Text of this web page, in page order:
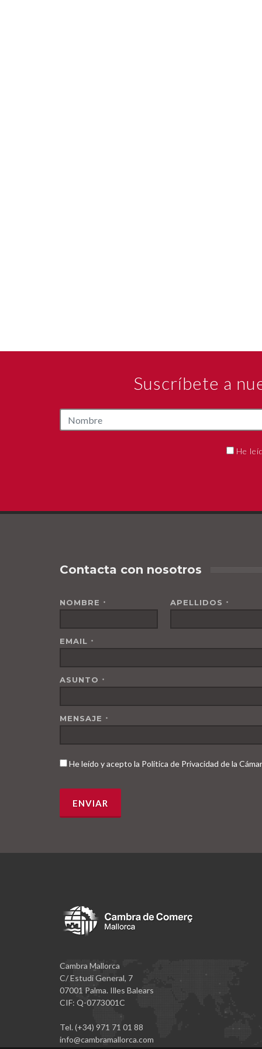
Suscríbete a
He
Contacta con nosotros
NOMBRE * APELLIDOS *
EMAIL *
ASUNTO *
MENSAJE *
He leído y acepto la Política de Privacidad de la
Cambra Mallorca
C/ Estudi General, 7
07001 Palma. Illes Balears
CIF: Q-0773001C
Tel. (+34) 971 71 01 88
info@cambramallorca.com